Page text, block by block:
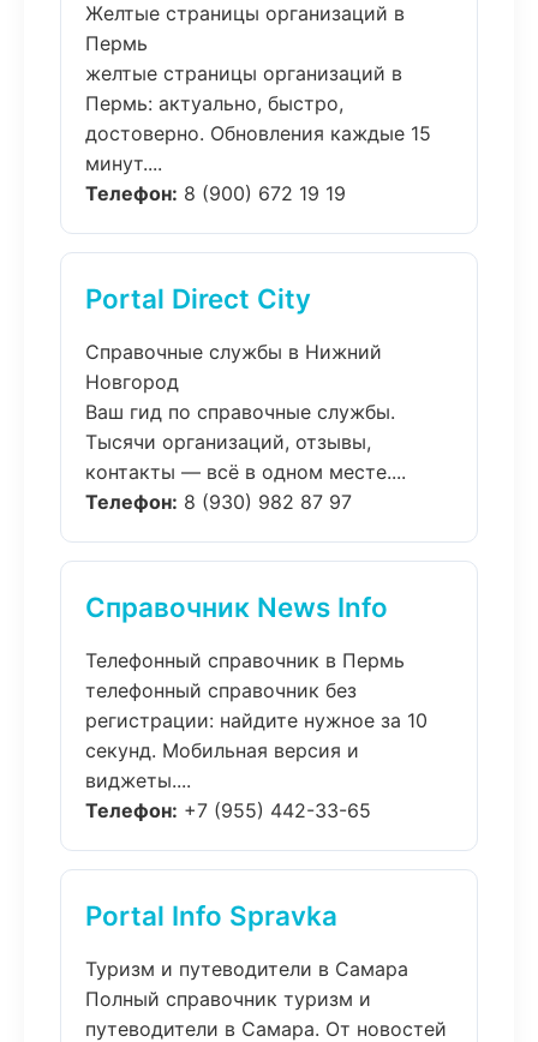
Желтые страницы организаций в
Пермь
желтые страницы организаций в
Пермь: актуально, быстро,
достоверно. Обновления каждые 15
минут....
Телефон: 8 (900) 672 19 19
Portal Direct City
Справочные службы в Нижний
Новгород
Ваш гид по справочные службы.
Тысячи организаций, отзывы,
контакты — всё в одном месте....
Телефон: 8 (930) 982 87 97
Справочник News Info
Телефонный справочник в Пермь
телефонный справочник без
регистрации: найдите нужное за 10
секунд. Мобильная версия и
виджеты....
Телефон: +7 (955) 442-33-65
Portal Info Spravka
Туризм и путеводители в Самара
Полный справочник туризм и
путеводители в Самара. От новостей